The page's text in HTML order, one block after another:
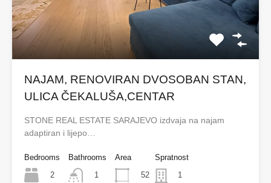
NAJAM, RENOVIRAN DVOSOBAN STAN,
ULICA ČEKALUŠA,CENTAR
STONE REAL ESTATE SARAJEVO izdvaja na najam
adaptiran i lijepo…
Bedrooms
2
Bathrooms
1
Area
52
Spratnost
1